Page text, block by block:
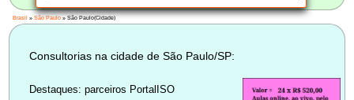
Brasil »São Paulo» São Paulo(Cidade)
Consultorias na cidade de São Paulo/SP:
Destaques: parceiros PortalISO